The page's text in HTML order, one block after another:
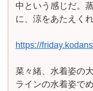
中という感じだ。
に、涼をあたえく
https://
菜々緒、水着姿の
ラインの水着姿で